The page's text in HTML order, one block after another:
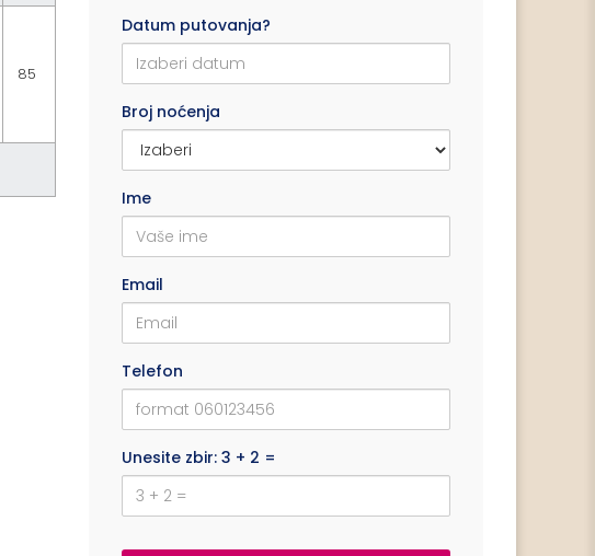
85
Datum putovanja?
Broj noćenja
Ime
Email
Telefon
Unesite zbir: 3 + 2 =